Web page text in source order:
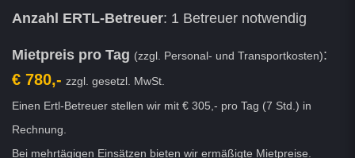
Anzahl ERTL-Betreuer: 1 Betreuer notwendig
Mietpreis pro Tag (zzgl. Personal- und Transportkosten):
€ 780,- zzgl. gesetzl. MwSt.
Einen Ertl-Betreuer stellen wir mit € 305,- pro Tag (7 Std.) in
Rechnung.
Bei mehrtägigen Einsätzen bieten wir ermäßigte Mietpreise.